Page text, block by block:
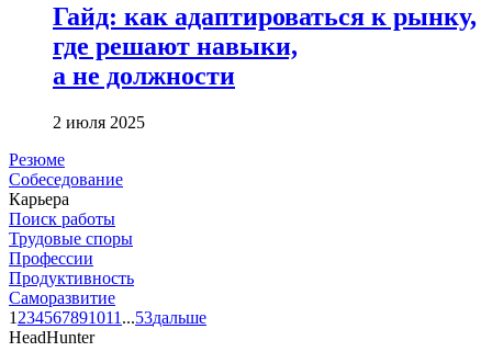
Гайд: как адаптироваться к рынку,
где решают навыки,
а не должности
2 июля 2025
Резюме
Собеседование
Карьера
Поиск работы
Трудовые споры
Профессии
Продуктивность
Саморазвитие
1 234567891011 ...53дальше
HeadHunter